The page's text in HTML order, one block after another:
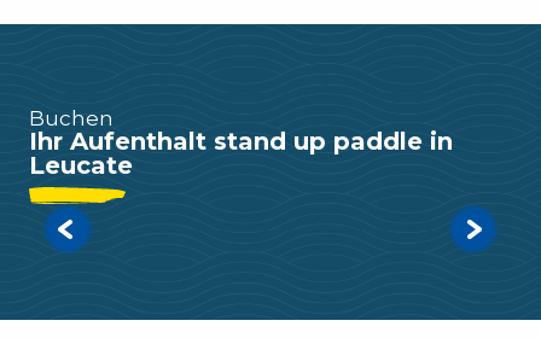
Buchen
Ihr Aufenthalt stand up paddle in
LeucateSurfshop Chinook - Kite / SUP / Foil
Entdecken